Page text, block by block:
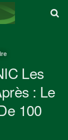
Les
: Le
100